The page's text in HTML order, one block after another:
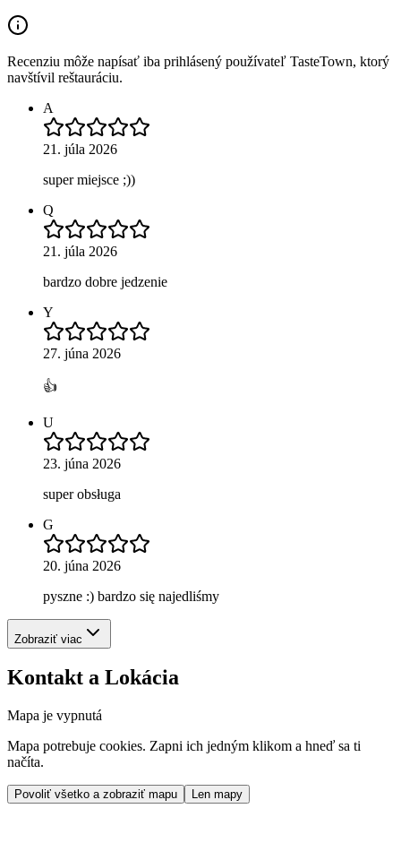
Recenziu môže napísať iba prihlásený používateľ TasteTown, ktorý
navštívil reštauráciu.
A
21. júla 2026
super miejsce ;))
Q
21. júla 2026
bardzo dobre jedzenie
Y
27. júna 2026
👍
U
23. júna 2026
super obsługa
G
20. júna 2026
pyszne :) bardzo się najedliśmy
Zobraziť viac
Kontakt a Lokácia
Mapa je vypnutá
Mapa potrebuje cookies. Zapni ich jedným klikom a hneď sa ti
načíta.
Povoliť všetko a zobraziť mapu Len mapy